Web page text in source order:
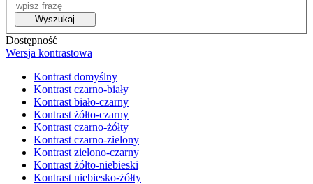
Wyszukaj
Dostępność
Wersja kontrastowa
Kontrast domyślny
Kontrast czarno-biały
Kontrast biało-czarny
Kontrast żółto-czarny
Kontrast czarno-żółty
Kontrast czarno-zielony
Kontrast zielono-czarny
Kontrast żółto-niebieski
Kontrast niebiesko-żółty